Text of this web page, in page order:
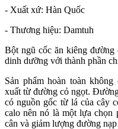
- Xuất xứ: Hàn Quốc
- Thương hiệu: Damtuh
Bột ngũ cốc ăn kiêng đường
dinh dưỡng với thành phần
Sản phẩm hoàn toàn
xuất từ đường cỏ ngọt.
có nguồn gốc từ lá của cây
calo nên nó là một lựa chọn
cân và giảm lượng đường